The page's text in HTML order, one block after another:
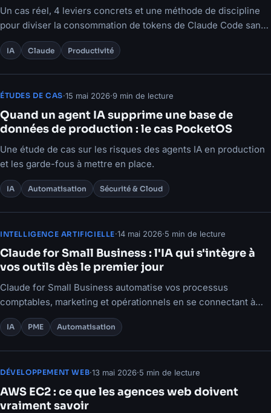
Un cas réel, 4 leviers concrets et une méthode de discipline
pour diviser la consommation de tokens de Claude Code sans
perdre en qualité.
IA Claude Productivité
ÉTUDES DE CAS·15 mai 2026·9 min de lecture
Quand un agent IA supprime une base de
données de production : le cas PocketOS
Une étude de cas sur les risques des agents IA en production
et les garde-fous à mettre en place.
IA Automatisation Sécurité & Cloud
INTELLIGENCE ARTIFICIELLE·14 mai 2026·5 min de lecture
Claude for Small Business : l'IA qui s'intègre à
vos outils dès le premier jour
Claude for Small Business automatise vos processus
comptables, marketing et opérationnels en se connectant à
vos outils existants.
IA PME Automatisation
DÉVELOPPEMENT WEB·13 mai 2026·5 min de lecture
AWS EC2 : ce que les agences web doivent
vraiment savoir